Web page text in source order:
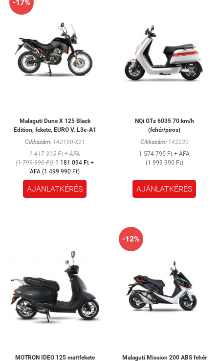
-17%
Malaguti Dune X 125 Black
Edition, fekete, EURO V. L3e-A1
Cikkszám:142190-X21
1 417 315 Ft + ÁFA
(1 799 990 Ft) 1 181 094 Ft +
ÁFA (1 499 990 Ft)
AJÁNLATKÉRÉS
NQi GTs 6035 70 km/h
(fehér/piros)
Cikkszám:142230
1 574 795 Ft + ÁFA
(1 999 990 Ft)
AJÁNLATKÉRÉS
MOTRON IDEO 125 mattfekete
-12%
Malaguti Mission 200 ABS fehér